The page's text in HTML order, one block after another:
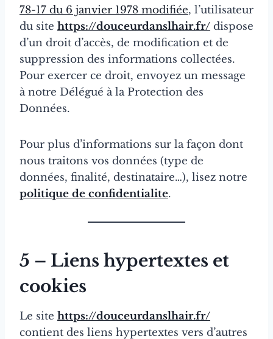
78-17 du 6 janvier 1978 modifiée, l’utilisateur
du site https://douceurdanslhair.fr/ dispose
d’un droit d’accès, de modification et de
suppression des informations collectées.
Pour exercer ce droit, envoyez un message
à notre Délégué à la Protection des
Données.
Pour plus d’informations sur la façon dont
nous traitons vos données (type de
données, finalité, destinataire…), lisez notre
politique de confidentialite.
5 – Liens hypertextes et
cookies
Le site https://douceurdanslhair.fr/
contient des liens hypertextes vers d’autres